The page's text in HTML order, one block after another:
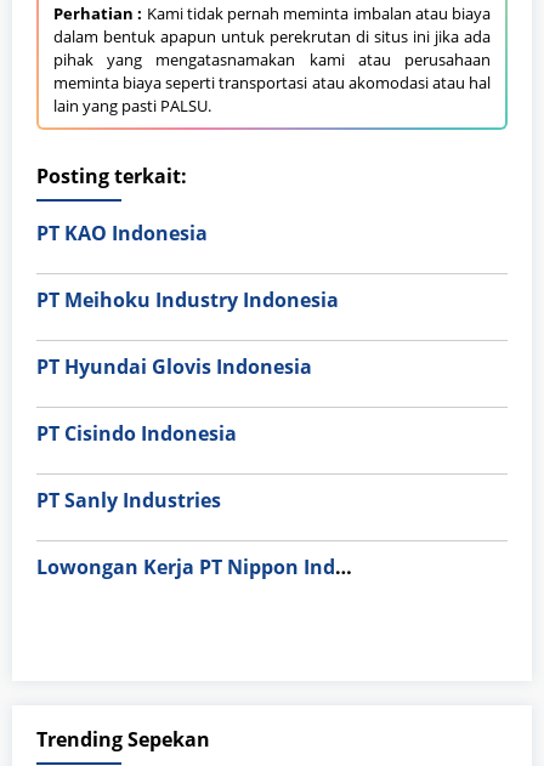
Perhatian : Kami tidak pernah meminta imbalan atau biaya
dalam bentuk apapun untuk perekrutan di situs ini jika ada
pihak yang mengatasnamakan kami atau perusahaan
meminta biaya seperti transportasi atau akomodasi atau hal
lain yang pasti PALSU.
Posting terkait:
PT KAO Indonesia
PT Meihoku Industry Indonesia
PT Hyundai Glovis Indonesia
PT Cisindo Indonesia
PT Sanly Industries
Lowongan Kerja PT Nippon Indosari Corpindo Tbk. Bulan Agustus 2026
Trending Sepekan